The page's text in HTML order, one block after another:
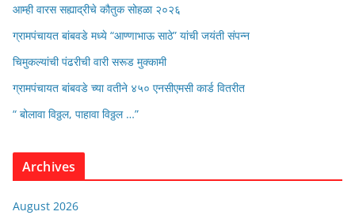
आम्ही वारस सह्याद्रीचे कौतुक सोहळा २०२६
ग्रामपंचायत बांबवडे मध्ये “आण्णाभाऊ साठे” यांची जयंती संपन्न
चिमुकल्यांची पंढरीची वारी सरूड मुक्कामी
ग्रामपंचायत बांबवडे च्या वतीने ४५० एनसीएमसी कार्ड वितरीत
“ बोलावा विठ्ठल, पाहावा विठ्ठल …”
Archives
August 2026